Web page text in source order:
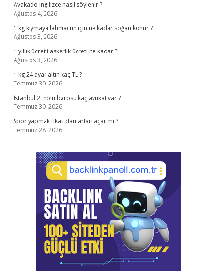
Avakado ingilizce nasıl söylenir ?
Ağustos 4, 2026
1 kg kıymaya lahmacun için ne kadar soğan konur ?
Ağustos 3, 2026
1 yıllık ücretli askerlik ücreti ne kadar ?
Ağustos 3, 2026
1 kg 24 ayar altın kaç TL ?
Temmuz 30, 2026
İstanbul 2. nolu barosu kaç avukat var ?
Temmuz 30, 2026
Spor yapmak tıkalı damarları açar mı ?
Temmuz 28, 2026